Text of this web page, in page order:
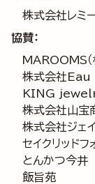
株式会社レミ
協賛：
MAROOMS（
株式会社
KING
株式会社山宝
株式会社ジェ
セイクリッド
とんかつ今井
飯旨苑